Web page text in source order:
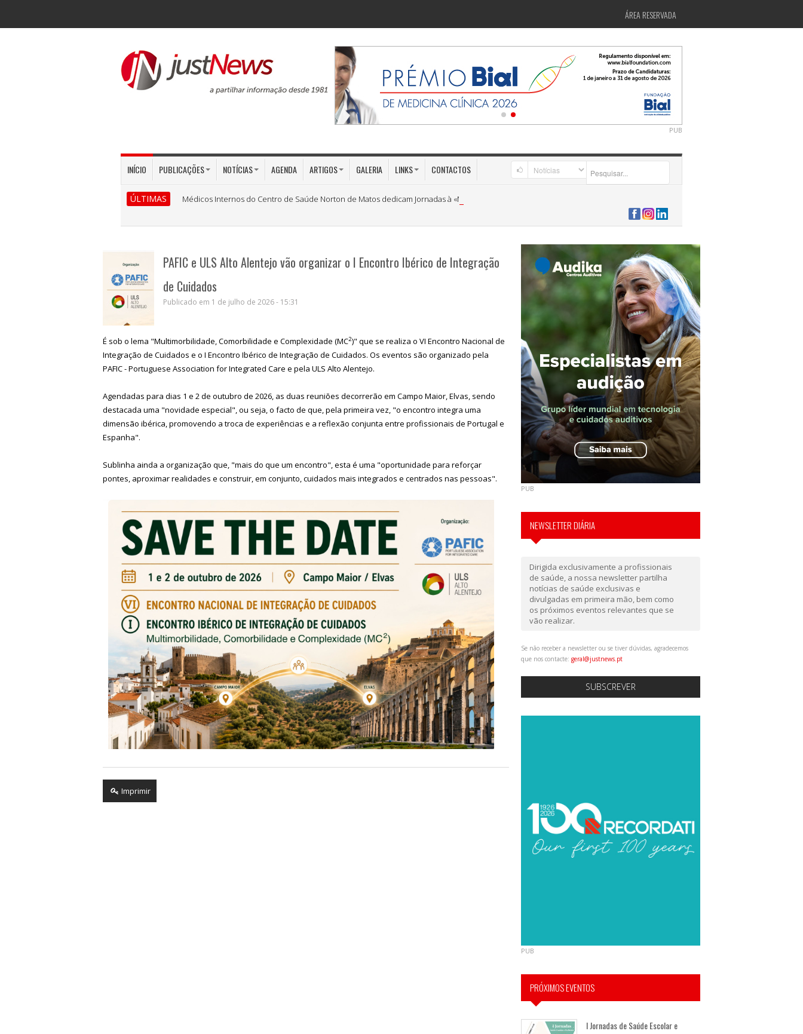
ÁREA RESERVADA
PUB
INÍCIO PUBLICAÇÕES NOTÍCIAS AGENDA ARTIGOS GALERIA LINKS CONTACTOS
ÚLTIMAS Médicos Internos do Centro de Saúde Norton de Matos dedicam Jornadas à «Medicina Preventiva»
PAFIC e ULS Alto Alentejo vão organizar o I Encontro Ibérico de Integração
de Cuidados
Publicado em 1 de julho de 2026 - 15:31
É sob o lema "Multimorbilidade, Comorbilidade e Complexidade (MC2)" que se realiza o VI Encontro Nacional de
Integração de Cuidados e o I Encontro Ibérico de Integração de Cuidados. Os eventos são organizado pela
PAFIC - Portuguese Association for Integrated Care e pela ULS Alto Alentejo.
Agendadas para dias 1 e 2 de outubro de 2026, as duas reuniões decorrerão em Campo Maior, Elvas, sendo
destacada uma "novidade especial", ou seja, o facto de que, pela primeira vez, "o encontro integra uma
dimensão ibérica, promovendo a troca de experiências e a reflexão conjunta entre profissionais de Portugal e
Espanha".
Sublinha ainda a organização que, "mais do que um encontro", esta é uma "oportunidade para reforçar
pontes, aproximar realidades e construir, em conjunto, cuidados mais integrados e centrados nas pessoas".
Imprimir
PUB
NEWSLETTER DIÁRIA
Dirigida exclusivamente a profissionais
de saúde, a nossa newsletter partilha
notícias de saúde exclusivas e
divulgadas em primeira mão, bem como
os próximos eventos relevantes que se
vão realizar.
Se não receber a newsletter ou se tiver dúvidas, agradecemos
que nos contacte: geral@justnews.pt
SUBSCREVER
PUB
PRÓXIMOS EVENTOS
I Jornadas de Saúde Escolar e